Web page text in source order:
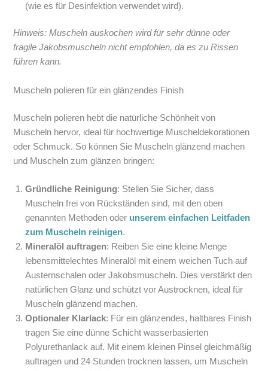
(wie es für Desinfektion verwendet wird).
Hinweis: Muscheln auskochen wird für sehr dünne oder
fragile Jakobsmuscheln nicht empfohlen, da es zu Rissen
führen kann.
Muscheln polieren für ein glänzendes Finish
Muscheln polieren hebt die natürliche Schönheit von
Muscheln hervor, ideal für hochwertige Muscheldekorationen
oder Schmuck. So können Sie Muscheln glänzend machen
und Muscheln zum glänzen bringen:
Gründliche Reinigung: Stellen Sie Sicher, dass
Muscheln frei von Rückständen sind, mit den oben
genannten Methoden oder unserem einfachen Leitfaden
zum Muscheln reinigen.
Mineralöl auftragen: Reiben Sie eine kleine Menge
lebensmittelechtes Mineralöl mit einem weichen Tuch auf
Austernschalen oder Jakobsmuscheln. Dies verstärkt den
natürlichen Glanz und schützt vor Austrocknen, ideal für
Muscheln glänzend machen.
Optionaler Klarlack: Für ein glänzendes, haltbares Finish
tragen Sie eine dünne Schicht wasserbasierten
Polyurethanlack auf. Mit einem kleinen Pinsel gleichmäßig
auftragen und 24 Stunden trocknen lassen, um Muscheln